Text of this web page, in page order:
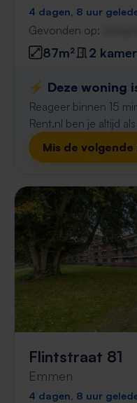
4 dagen, 8 uur
Gevonden op:
87m² 2
⚡️ Deze woning
Reageer binnen 15
Rent.nl ben je altijd
Mis de
Flintstraat 81
Emmen
4 dagen, 8 uur